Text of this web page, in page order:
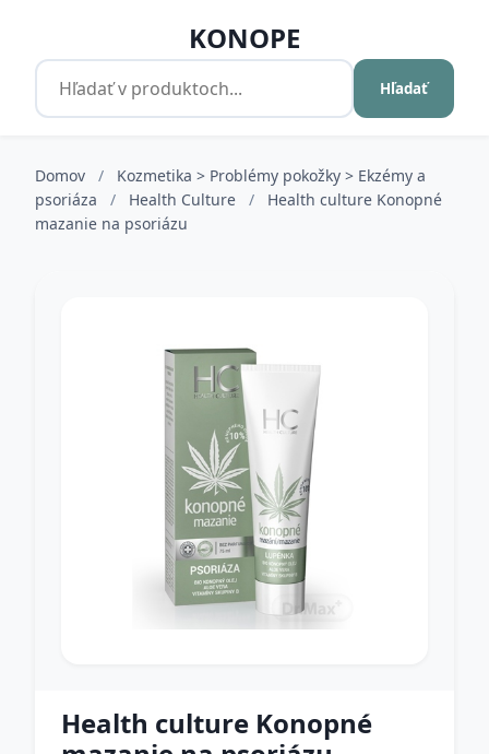
KONOPE
Hľadať
Domov /
Kozmetika > Problémy pokožky > Ekzémy a
psoriáza
/ Health Culture /
Health culture Konopné
mazanie na psoriázu
Health culture Konopné